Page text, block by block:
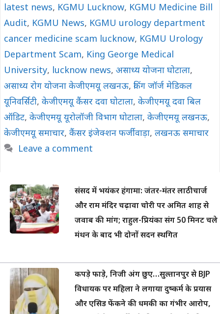
latest news, KGMU Lucknow, KGMU Medicine Bill
Audit, KGMU News, KGMU urology department
cancer medicine scam lucknow, KGMU Urology
Department Scam, King George Medical
University, lucknow news, असाध्य योजना घोटाला,
असाध्य रोग योजना केजीएमयू लखनऊ, किंग जॉर्ज मेडिकल
यूनिवर्सिटी, केजीएमयू कैंसर दवा घोटाला, केजीएमयू दवा बिल
ऑडिट, केजीएमयू यूरोलॉजी विभाग घोटाला, केजीएमयू लखनऊ,
केजीएमयू समाचार, कैंसर इंजेक्शन फर्जीवाड़ा, लखनऊ समाचार
Leave a comment
संसद में भयंकर हंगामा: जंतर-मंतर लाठीचार्ज
और राम मंदिर चढ़ावा चोरी पर अमित शाह से
जवाब की मांग; राहुल-प्रियंका संग 50 मिनट चले
मंथन के बाद भी दोनों सदन स्थगित
कपड़े फाड़े, निजी अंग छुए…सुल्तानपुर से BJP
विधायक पर महिला ने लगाया दुष्कर्म के प्रयास
और एसिड फेंकने की धमकी का गंभीर आरोप,